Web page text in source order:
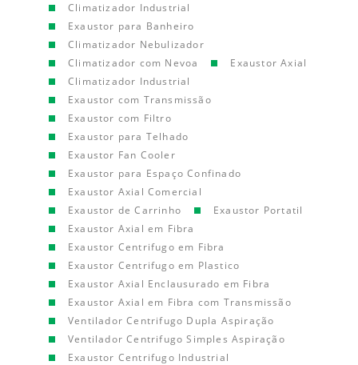
Climatizador Industrial
Exaustor para Banheiro
Climatizador Nebulizador
Climatizador com Nevoa
Exaustor Axial
Climatizador Industrial
Exaustor com Transmissão
Exaustor com Filtro
Exaustor para Telhado
Exaustor Fan Cooler
Exaustor para Espaço Confinado
Exaustor Axial Comercial
Exaustor de Carrinho
Exaustor Portatil
Exaustor Axial em Fibra
Exaustor Centrifugo em Fibra
Exaustor Centrifugo em Plastico
Exaustor Axial Enclausurado em Fibra
Exaustor Axial em Fibra com Transmissão
Ventilador Centrifugo Dupla Aspiração
Ventilador Centrifugo Simples Aspiração
Exaustor Centrifugo Industrial